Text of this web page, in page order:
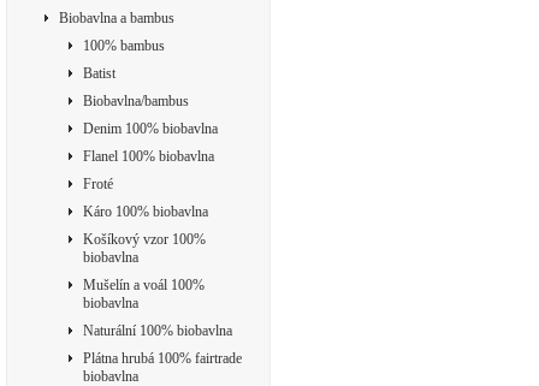
Biobavlna a bambus
100% bambus
Batist
Biobavlna/bambus
Denim 100% biobavlna
Flanel 100% biobavlna
Froté
Káro 100% biobavlna
Košíkový vzor 100%
biobavlna
Mušelín a voál 100%
biobavlna
Naturální 100% biobavlna
Plátna hrubá 100% fairtrade
biobavlna